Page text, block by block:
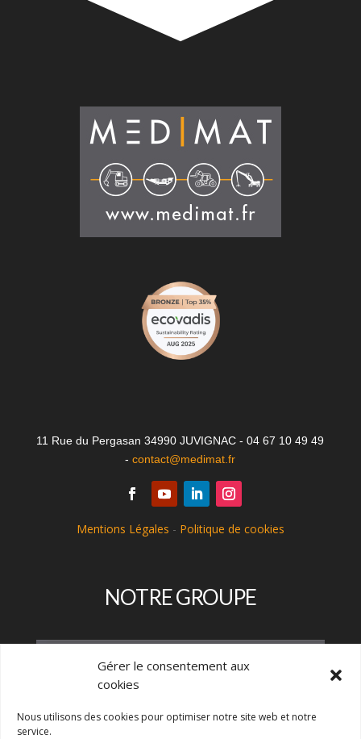
Gérer le consentement aux
cookies
Nous utilisons des cookies pour optimiser notre site web et notre
service.
11 Rue du Pergasan 34990 JUVIGNAC - 04 67 10 49 49
-contact@medimat.fr
Mentions Légales - Politique de cookies
NOTRE GROUPE